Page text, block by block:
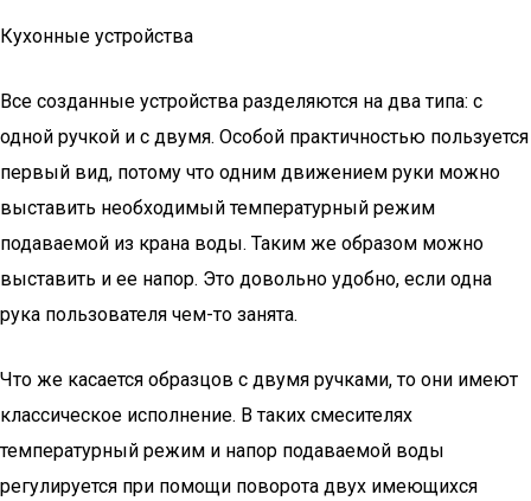
Кухонные устройства
Все созданные устройства разделяются на два типа: с
одной ручкой и с двумя. Особой практичностью пользуется
первый вид, потому что одним движением руки можно
выставить необходимый температурный режим
подаваемой из крана воды. Таким же образом можно
выставить и ее напор. Это довольно удобно, если одна
рука пользователя чем-то занята.
Что же касается образцов с двумя ручками, то они имеют
классическое исполнение. В таких смесителях
температурный режим и напор подаваемой воды
регулируется при помощи поворота двух имеющихся